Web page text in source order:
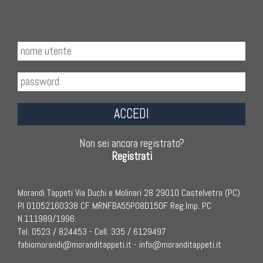
ACCEDI
Non sei ancora registrato?
Registrati
Morandi Tappeti Via Duchi e Molinari 28 29010 Castelvetro (PC)
PI 01052160338 CF MRNFBA55P08D150F Reg.Imp. PC
N.111989/1996.
Tel. 0523 / 824453 - Cell. 335 / 6129497
fabiomorandi@moranditappeti.it - info@moranditappeti.it